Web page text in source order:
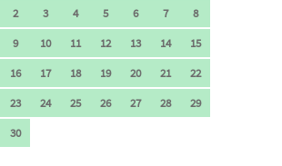
2
3 4 5 6 7
8
9
10 11 12 13 14
15
16
17 18 19 20 21
22
23
24 25 26 27 28
29
30